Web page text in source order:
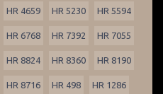
HR 4659 HR 5230 HR 5594
HR 6768 HR 7392 HR 7055
HR 8824 HR 8360 HR 8190
HR 8716 HR 498 HR 1286